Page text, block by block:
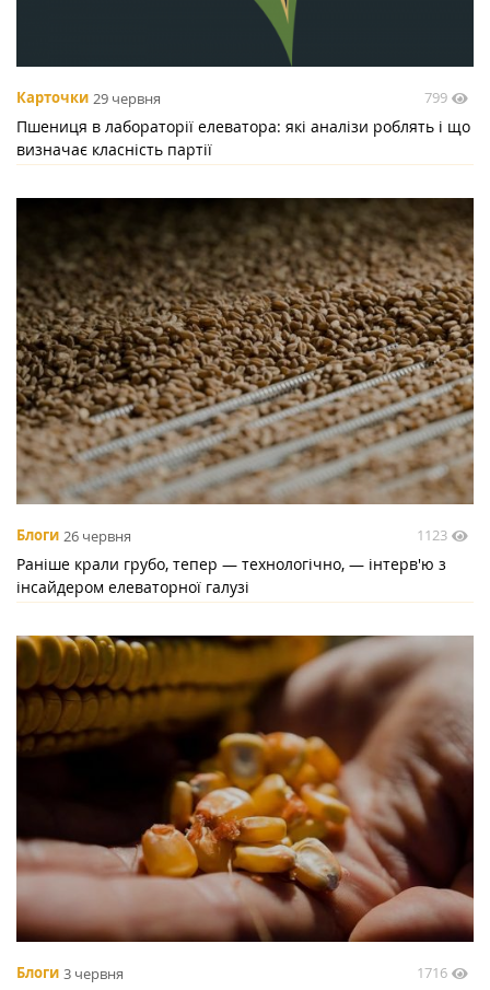
Карточки 29 червня 799
Пшениця в лабораторії елеватора: які аналізи роблять і що
визначає класність партії
Блоги 26 червня 1123
Раніше крали грубо, тепер — технологічно, — інтерв'ю з
інсайдером елеваторної галузі
Блоги 3 червня 1716